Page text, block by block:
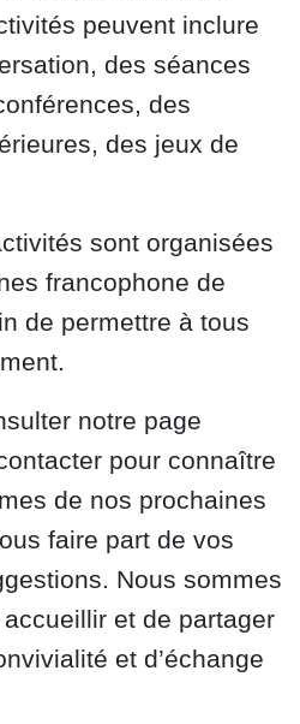
peuvent inclure
des séances
des
des jeux de
sont organisées
francophone de
de permettre à tous
notre page
pour connaître
de nos prochaines
faire part de vos
Nous sommes
et de partager
et d’échange